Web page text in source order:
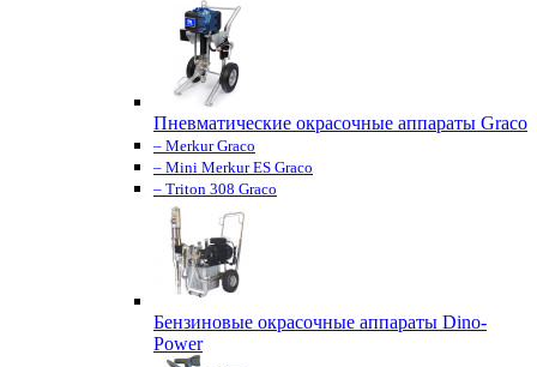
Пневматические окрасочные аппараты Graco
– Merkur Graco
– Mini Merkur ES Graco
– Triton 308 Graco
Бензиновые окрасочные аппараты Dino-
Power